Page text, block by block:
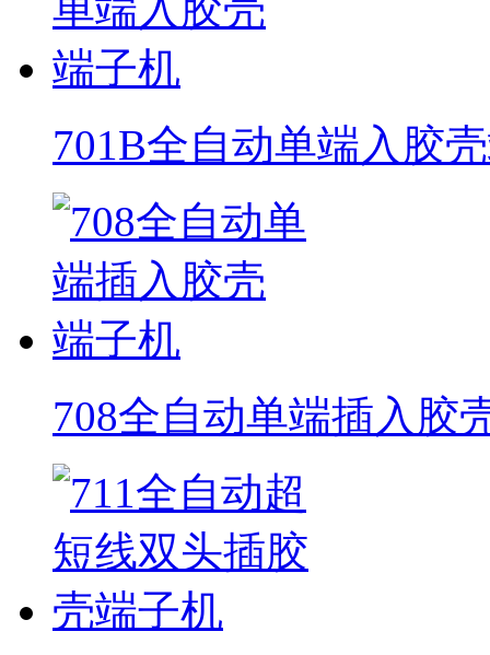
701B全自动单端入胶
708全自动单端插入胶